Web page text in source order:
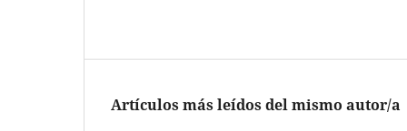
Artículos más leídos del mismo autor/a